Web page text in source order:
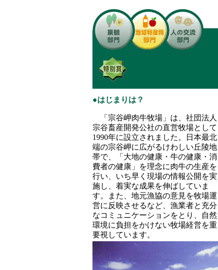
●はじまりは？
「宗谷岬肉牛牧場」は、社団法人
宗谷畜産開発公社の直営牧場として
1990年に設立されました。日本最北
端の宗谷岬に広がるけわしい丘陵地
帯で、「大地の健康・牛の健康・消
費者の健康」を理念に肉牛の生産を
行い、いち早く現場の情報公開を実
施し、着実な成果を伸ばしていま
す。また、地元漁協の意見を牧場運
営に反映させるなど、漁業者と充分
なコミュニケーションをとり、自然
環境に負担をかけない牧場経営を重
要視しています。